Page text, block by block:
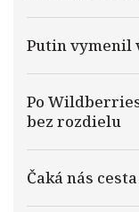
Putin vymenil
Po
bez rozdielu
Čaká nás